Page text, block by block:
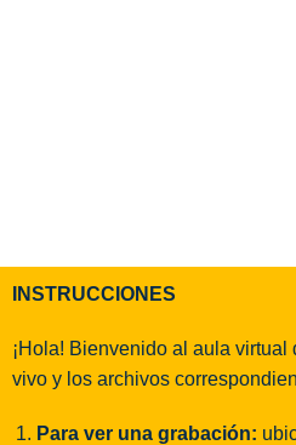
INSTRUCCIONES
¡Hola! Bienvenido al aula
vivo y los archivos
Para ver una grabación: